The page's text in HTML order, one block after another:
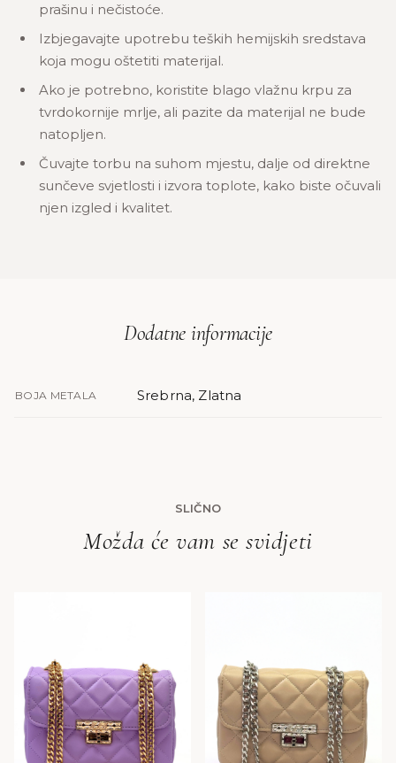
prašinu i nečistoće.
Izbjegavajte upotrebu teških hemijskih sredstava
koja mogu oštetiti materijal.
Ako je potrebno, koristite blago vlažnu krpu za
tvrdokornije mrlje, ali pazite da materijal ne bude
natopljen.
Čuvajte torbu na suhom mjestu, dalje od direktne
sunčeve svjetlosti i izvora toplote, kako biste očuvali
njen izgled i kvalitet.
Dodatne informacije
BOJA METALA Srebrna, Zlatna
SLIČNO
Možda će vam se svidjeti